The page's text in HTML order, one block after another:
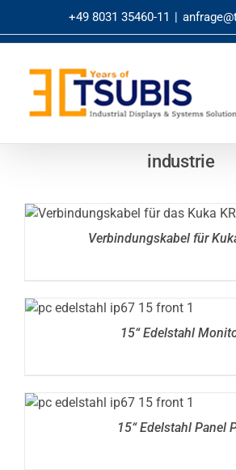
springen
+49 8031 35460-11 |
industrie
DETAILS
Verbindungskabel für
DETAILS
15“ Edelstahl
DETAILS
15“ Edelstahl Panel